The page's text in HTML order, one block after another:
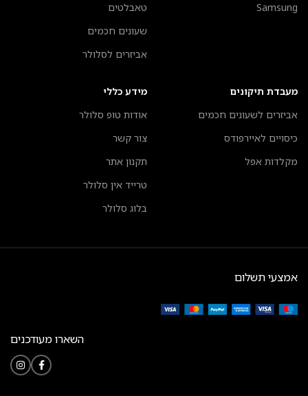
Samsung
טאבלטים
שעונים חכמים
אביזרים לסלולר
מעבדת תיקונים
אביזרים לשעונים חכמים
כיסויים לאיירפודס
מקלדות אפל
מידע כללי
אודות טופ סלולר
צור קשר
תקנון אתר
טרייד אין סלולר
בלוג סלולר
אמצעי תשלום
השארו מעודכנים